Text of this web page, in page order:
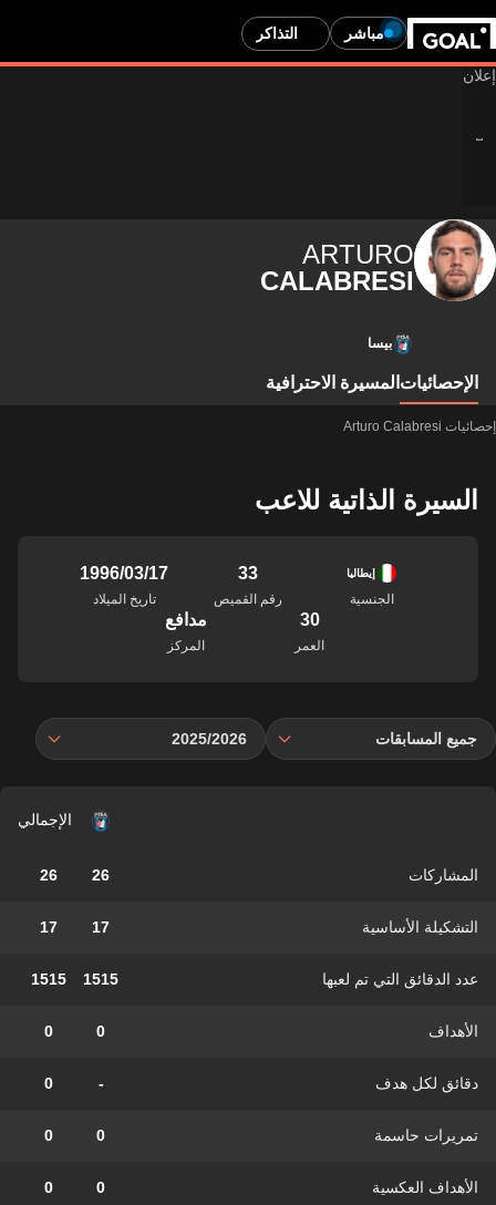
مباشر التذاكر
ARTURO
CALABRESI
بيسا
الإحصائيات المسيرة الاحترافية
إحصائيات Arturo Calabresi
السيرة الذاتية للاعب
إيطاليا
الجنسية
33
رقم القميص
17‏/03‏/1996
تاريخ الميلاد
30
العمر
مدافع
المركز
جميع المسابقات 2025/2026
الإجمالي
المشاركات 26
26
التشكيلة الأساسية 17
17
عدد الدقائق التي تم لعبها 1515
1515
الأهداف 0
0
دقائق لكل هدف -
0
تمريرات حاسمة 0
0
الأهداف العكسية 0
0